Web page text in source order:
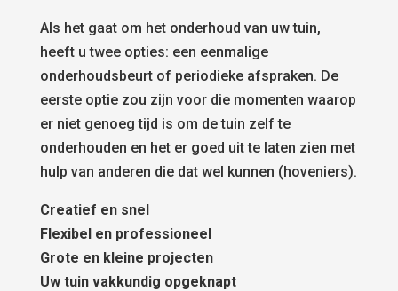
Als het gaat om het onderhoud van uw tuin,
heeft u twee opties: een eenmalige
onderhoudsbeurt of periodieke afspraken. De
eerste optie zou zijn voor die momenten waarop
er niet genoeg tijd is om de tuin zelf te
onderhouden en het er goed uit te laten zien met
hulp van anderen die dat wel kunnen (hoveniers).
Creatief en snel
Flexibel en professioneel
Grote en kleine projecten
Uw tuin vakkundig opgeknapt